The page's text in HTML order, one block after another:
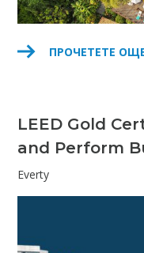
ПРОЧЕТЕТЕ
LEED Gold
and Perform
Everty